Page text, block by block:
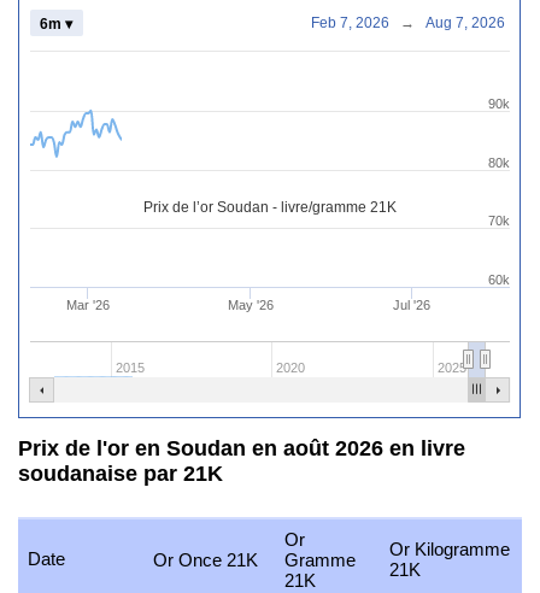
Prix de l’or Soudan - livre/gramme 21K
Mar '26 May '26 Jul '26
2015 2020 2025
70k
80k
90k
60k
6m ▾ Feb 7, 2026 → Aug 7, 2026
Prix de l'or en Soudan en août 2026 en livre
soudanaise par 21K
Date Or Once 21K
Or
Gramme
21K
Or Kilogramme
21K